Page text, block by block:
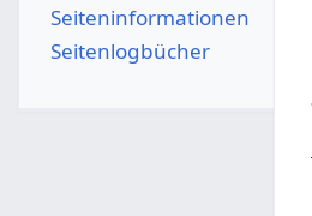
Seiten­­informationen
Seitenlogbücher